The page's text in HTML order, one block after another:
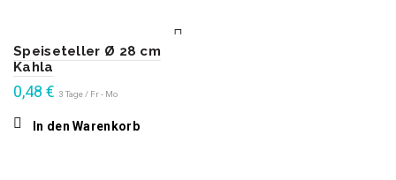
Speiseteller Ø 28 cm
Kahla
0,48 € 3 Tage / Fr - Mo
In den Warenkorb